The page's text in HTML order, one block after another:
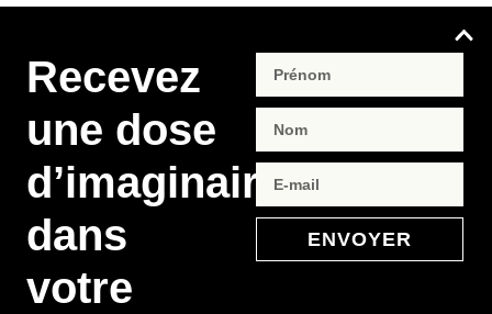
Recevez
une dose
d’imaginaire
dans
votre
ENVOYER